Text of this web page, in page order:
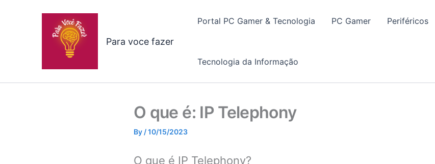
Para voce fazer
Portal PC Gamer & Tecnologia PC Gamer Periféricos
Tecnologia da Informação
O que é: IP Telephony
By /10/15/2023
O que é IP Telephony?